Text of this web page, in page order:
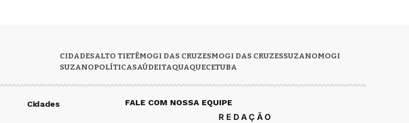
CIDADESALTO TIETÊMOGI DAS CRUZESMOGI DAS CRUZESSUZANOMOGI
SUZANOPOLÍTICASAÚDEITAQUAQUECETUBA
Cidades FALE COM NOSSA EQUIPE
REDAÇÃO